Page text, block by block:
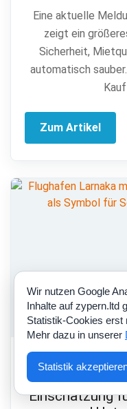
Eine aktuelle
zeigt ein
Sicherheit,
automatisch
Zum Artikel
AKTUELLES ·
Zypern vor
Einschätzung
Wir nutzen Google
Inhalte auf zypern.ltd
Statistik-Cookies erst
Mehr dazu in unserer
Statistik